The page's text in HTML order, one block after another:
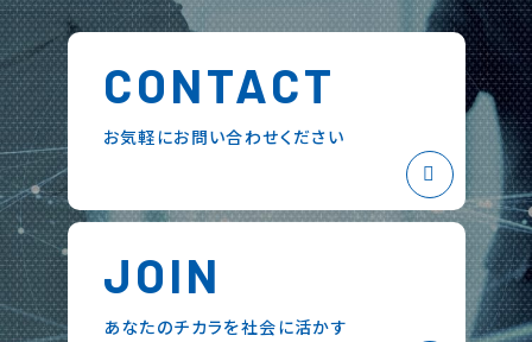
CONTACT
お気軽にお問い合わせください
JOIN
あなたのチカラを社会に活かす